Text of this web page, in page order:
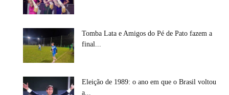
Tomba Lata e Amigos do Pé de Pato fazem a
final...
Eleição de 1989: o ano em que o Brasil voltou
a...